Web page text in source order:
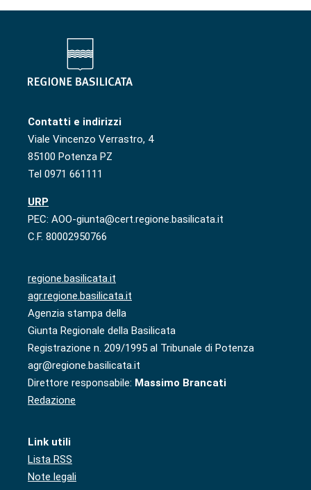
Contatti e indirizzi
Viale Vincenzo Verrastro, 4
85100 Potenza PZ
Tel 0971 661111
URP
PEC: AOO-giunta@cert.regione.basilicata.it
C.F. 80002950766
regione.basilicata.it
agr.regione.basilicata.it
Agenzia stampa della
Giunta Regionale della Basilicata
Registrazione n. 209/1995 al Tribunale di Potenza
agr@regione.basilicata.it
Direttore responsabile: Massimo Brancati
Redazione
Link utili
Lista RSS
Note legali